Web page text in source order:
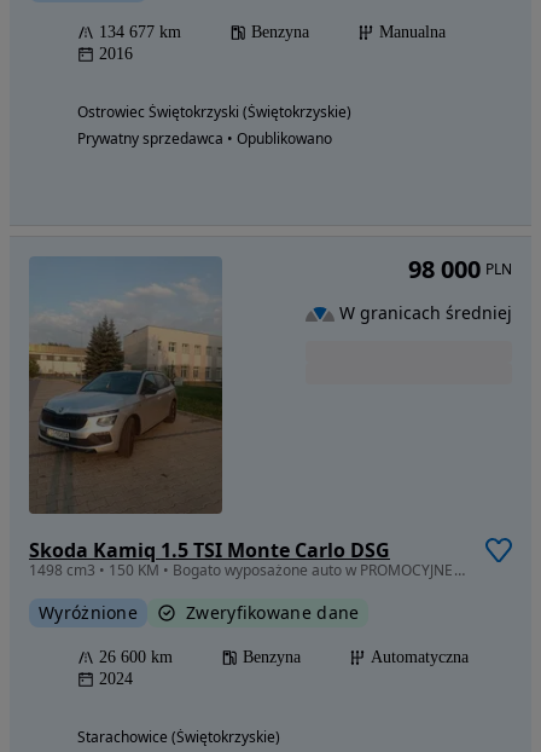
134 677 km Benzyna
Manualna
2016
Ostrowiec Świętokrzyski (Świętokrzyskie)
Prywatny sprzedawca • Opublikowano
Skoda Kamiq 1.5 TSI Monte Carlo DSG
1498 cm3 • 150 KM • Bogato wyposażone auto w PROMOCYJNEJ cenie!
Wyróżnione Zweryfikowane dane
26 600 km Benzyna
Automatyczna
2024
Starachowice (Świętokrzyskie)
98 000 PLN
W granicach średniej